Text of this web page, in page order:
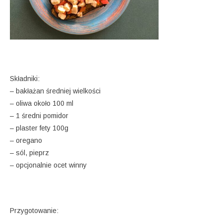
Składniki:
– bakłażan średniej wielkości
– oliwa około 100 ml
– 1 średni pomidor
– plaster fety 100g
– oregano
– sól, pieprz
– opcjonalnie ocet winny
Przygotowanie: